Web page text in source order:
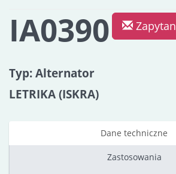
IA0390
Typ: Alternator
LETRIKA (ISKRA)
Dane techniczne
Zastosowania